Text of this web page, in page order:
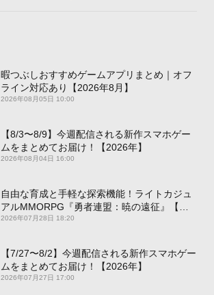
暇つぶしおすすめゲームアプリまとめ｜オフ
ライン対応あり【2026年8月】
2026年08月05日 10:00
【8/3〜8/9】今週配信される新作スマホゲー
ムをまとめてお届け！【2026年】
2026年08月04日 16:00
自由な育成と手軽な探索機能！ライトカジュ
アルMMORPG『勇者連盟：暁の遠征』【最
新作PICKUP】
2026年07月28日 18:20
【7/27〜8/2】今週配信される新作スマホゲー
ムをまとめてお届け！【2026年】
2026年07月27日 17:00